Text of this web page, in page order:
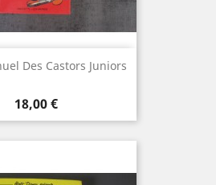
Des Castors Juniors
Prix
18,00 €